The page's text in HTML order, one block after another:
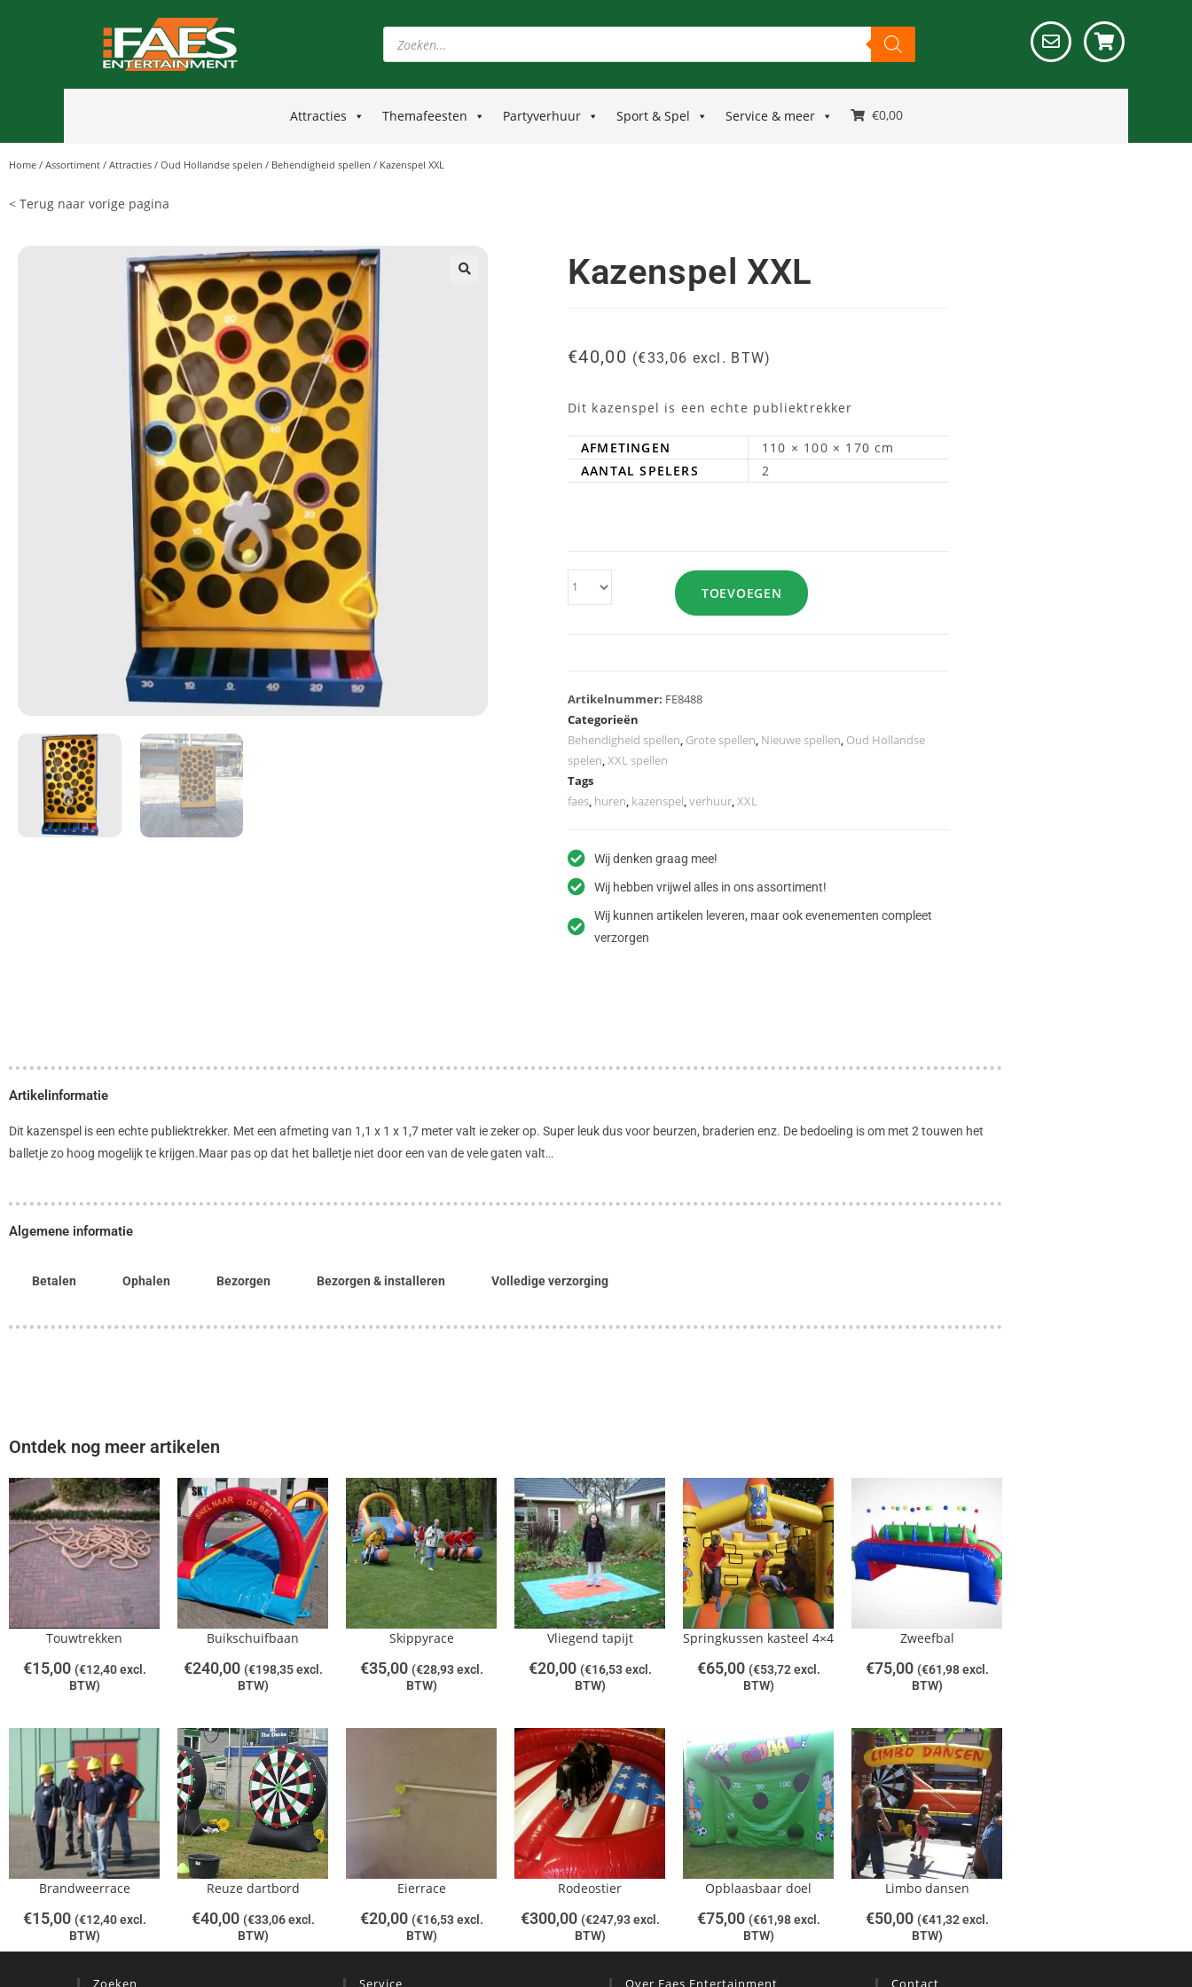
Attracties Themafeesten Partyverhuur Sport & Spel Service & meer €0,00
Home / Assortiment / Attracties / Oud Hollandse spelen / Behendigheid spellen / Kazenspel XXL
< Terug naar vorige pagina
Kazenspel XXL
€40,00 (€33,06 excl. BTW)
Dit kazenspel is een echte publiektrekker
AFMETINGEN
110 × 100 × 170 cm
AANTAL SPELERS
2
TOEVOEGEN
Artikelnummer: FE8488
Categorieën
Behendigheid spellen, Grote spellen, Nieuwe spellen, Oud Hollandse
spelen,XXL spellen
Tags
faes, huren, kazenspel,verhuur,XXL
Wij denken graag mee!
Wij hebben vrijwel alles in ons assortiment!
Wij kunnen artikelen leveren, maar ook evenementen compleet
verzorgen
Artikelinformatie
Dit kazenspel is een echte publiektrekker. Met een afmeting van 1,1 x 1 x 1,7 meter valt ie zeker op. Super leuk dus voor beurzen, braderien enz. De bedoeling is om met 2 touwen het
balletje zo hoog mogelijk te krijgen.Maar pas op dat het balletje niet door een van de vele gaten valt…
Algemene informatie
Betalen Ophalen Bezorgen Bezorgen & installeren Volledige verzorging
Ontdek nog meer artikelen
Touwtrekken
€15,00 (€12,40excl.
BTW)
Buikschuifbaan
€240,00 (€198,35excl.
BTW)
Skippyrace
€35,00 (€28,93excl.
BTW)
Vliegend tapijt
€20,00 (€16,53excl.
BTW)
Springkussen kasteel 4×4
€65,00 (€53,72excl.
BTW)
Zweefbal
€75,00 (€61,98excl.
BTW)
Brandweerrace
€15,00 (€12,40excl.
BTW)
Reuze dartbord
€40,00 (€33,06excl.
BTW)
Eierrace
€20,00 (€16,53excl.
BTW)
Rodeostier
€300,00 (€247,93excl.
BTW)
Opblaasbaar doel
€75,00 (€61,98excl.
BTW)
Limbo dansen
€50,00 (€41,32excl.
BTW)
Zoeken Service Over Faes Entertainment Contact